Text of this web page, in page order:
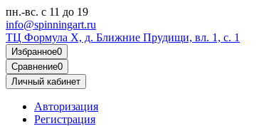
пн.-вс. с 11 до 19
info@spinningart.ru
ТЦ Формула X, д. Ближние Прудищи, вл. 1, с. 1
Избранное0
Сравнение0
Личный кабинет
Авторизация
Регистрация